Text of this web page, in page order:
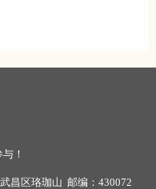
！
昌区珞珈山 邮编：430072